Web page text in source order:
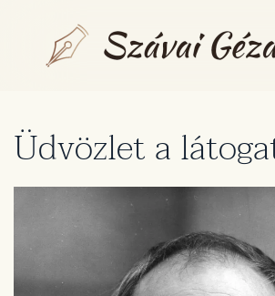
Fő tartalom átugrása
Üdvözlet a